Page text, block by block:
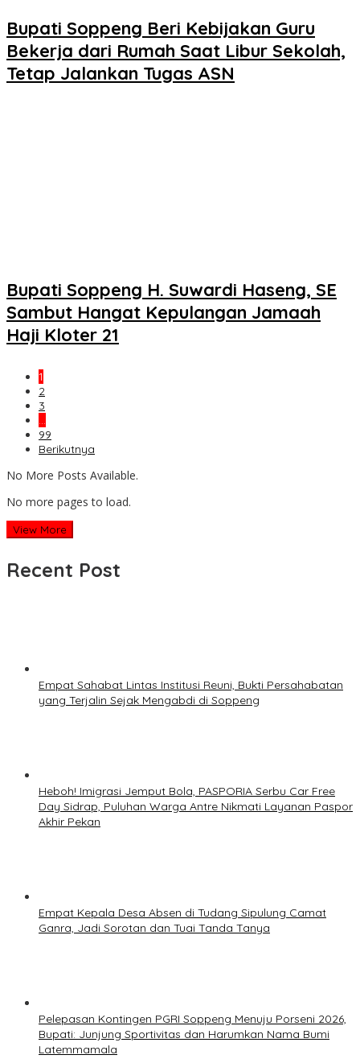
Bupati Soppeng Beri Kebijakan Guru
Bekerja dari Rumah Saat Libur Sekolah,
Tetap Jalankan Tugas ASN
Bupati Soppeng H. Suwardi Haseng, SE
Sambut Hangat Kepulangan Jamaah
Haji Kloter 21
1
2
3
…
99
Berikutnya
No More Posts Available.
No more pages to load.
View More
Recent Post
Empat Sahabat Lintas Institusi Reuni, Bukti Persahabatan
yang Terjalin Sejak Mengabdi di Soppeng
Heboh! Imigrasi Jemput Bola, PASPORIA Serbu Car Free
Day Sidrap, Puluhan Warga Antre Nikmati Layanan Paspor
Akhir Pekan
Empat Kepala Desa Absen di Tudang Sipulung Camat
Ganra, Jadi Sorotan dan Tuai Tanda Tanya
Pelepasan Kontingen PGRI Soppeng Menuju Porseni 2026,
Bupati: Junjung Sportivitas dan Harumkan Nama Bumi
Latemmamala